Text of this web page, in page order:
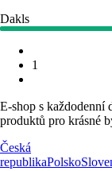
Dakls
1
E-shop s každodenní
produktů pro krásné
Česká
republikaPolsko